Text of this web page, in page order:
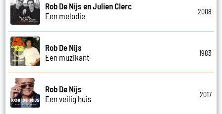
Rob De Nijs en Julien Clerc
Een melodie
2008
Rob De Nijs
Een muzikant
1983
Rob De Nijs
Een veilig huis
2017